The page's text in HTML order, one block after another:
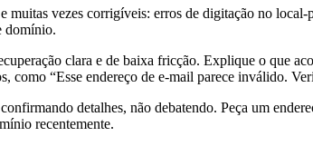
muitas vezes corrigíveis: erros de digitação no
domínio.
clara e de baixa fricção. Explique o que
como “Esse endereço de e-mail parece inválido.
detalhes, não debatendo. Peça um
recentemente.